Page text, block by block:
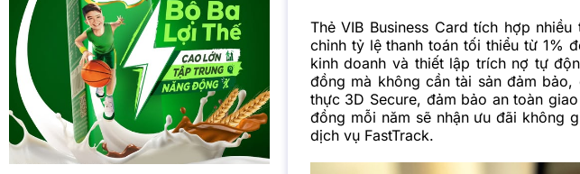
Thẻ VIB Business Card tích hợp
chỉnh tỷ lệ thanh toán tối thiểu từ 1%
kinh doanh và thiết lập trích nợ tự
đồng mà không cần tài sản đảm
thực 3D Secure, đảm bảo an toàn
đồng mỗi năm sẽ nhận ưu đãi không
dịch vụ FastTrack.